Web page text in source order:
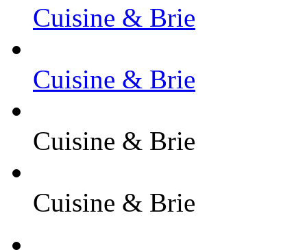
Cuisine & Brie
Cuisine & Brie
Cuisine & Brie
Cuisine & Brie